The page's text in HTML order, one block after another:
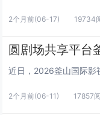
2个月前(06-17) 19734
2个月前(06-11) 17857